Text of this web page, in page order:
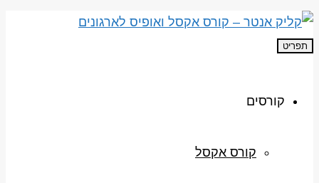
תפריט
קורסים
קורס אקסל